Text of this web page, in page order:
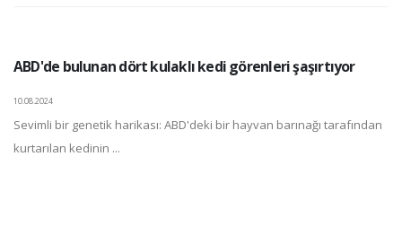
ABD'de bulunan dört kulaklı kedi görenleri şaşırtıyor
10.08.2024
Sevimli bir genetik harikası: ABD'deki bir hayvan barınağı tarafından
kurtarılan kedinin ...